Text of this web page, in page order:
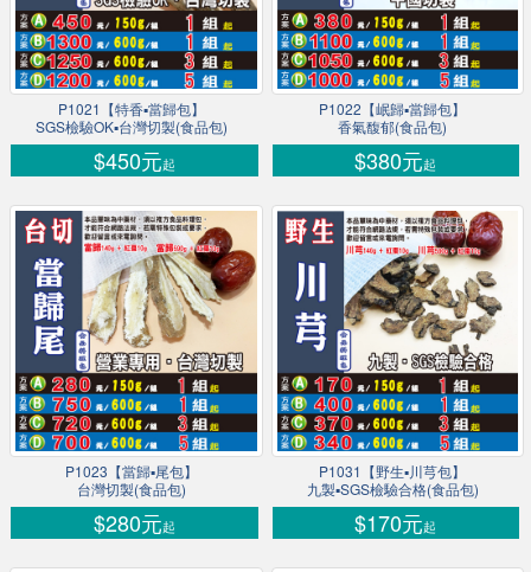
P1021【特香▪當歸包】
SGS檢驗OK▪台灣切製(食品包)
$450元起
P1022【岷歸▪當歸包】
香氣馥郁(食品包)
$380元起
P1023【當歸▪尾包】
台灣切製(食品包)
$280元起
P1031【野生▪川芎包】
九製▪SGS檢驗合格(食品包)
$170元起